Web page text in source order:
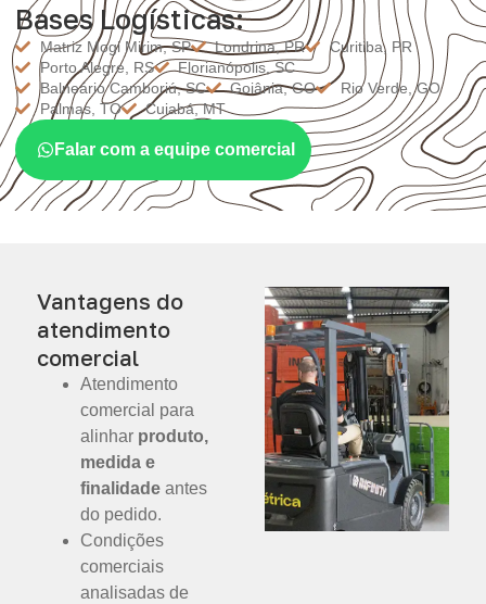
Bases Logísticas:
Matriz Mogi Mirim, SP Londrina, PR
Curitiba, PR
Porto Alegre, RS
Florianópolis, SC
Balneário Camboriú, SC
Goiânia, GO
Rio Verde, GO
Palmas, TO
Cuiabá, MT
Falar com a equipe comercial
Vantagens do
atendimento
comercial
Atendimento
comercial para
alinhar produto,
medida e
finalidade antes
do pedido.
Condições
comerciais
analisadas de